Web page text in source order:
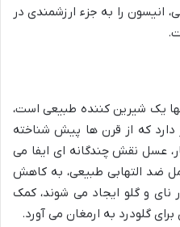
انیسون را به جزء ارزشمندی در
یک شیرین کننده طبیعی است،
که از قرن ها پیش شناخته
عسل نقش چندگانه ای ایفا می
ضد التهابی طبیعی، به کاهش
نای و گلو ایجاد می شوند، کمک
گلودرد به ارمغان می آورد.